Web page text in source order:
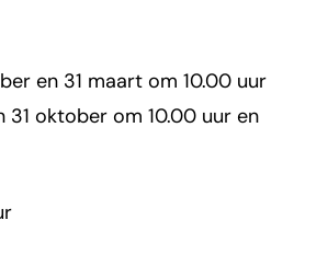
en 31 maart om 10.00 uur
31 oktober om 10.00 uur en